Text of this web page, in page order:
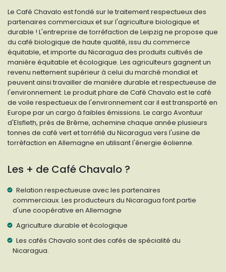
Le Café Chavalo est fondé sur le traitement respectueux des
partenaires commerciaux et sur l'agriculture biologique et
durable ! L'entreprise de torréfaction de Leipzig ne propose que
du café biologique de haute qualité, issu du commerce
équitable, et importe du Nicaragua des produits cultivés de
manière équitable et écologique. Les agriculteurs gagnent un
revenu nettement supérieur à celui du marché mondial et
peuvent ainsi travailler de manière durable et respectueuse de
l'environnement. Le produit phare de Café Chavalo est le café
de voile respectueux de l'environnement car il est transporté en
Europe par un cargo à faibles émissions. Le cargo Avontuur
d'Elsfleth, près de Brême, achemine chaque année plusieurs
tonnes de café vert et torréfié du Nicaragua vers l'usine de
torréfaction en Allemagne en utilisant l'énergie éolienne.
Les + de Café Chavalo ?
Relation respectueuse avec les partenaires
commerciaux. Les producteurs du Nicaragua font partie
d'une coopérative en Allemagne
Agriculture durable et écologique
Les cafés Chavalo sont des cafés de spécialité du
Nicaragua.